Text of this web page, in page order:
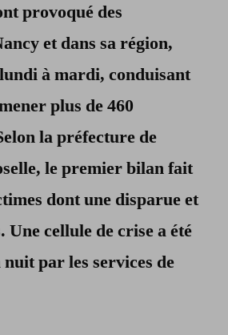
de
la
France
Nancy
et
banlieue
sous
les
provoqué des
et dans sa région,
à mardi, conduisant
plus de 460
la préfecture de
le premier bilan fait
dont une disparue et
Une cellule de crise a été
par les services de